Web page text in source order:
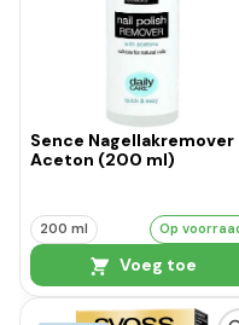
Sence Nagellakremover
Aceton (200 ml)
200 ml Op
Voeg toe